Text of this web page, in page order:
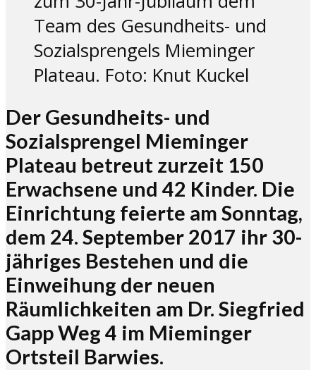
Team des Gesundheits- und
Sozialsprengels Mieminger
Plateau. Foto: Knut Kuckel
Der Gesundheits- und
Sozialsprengel Mieminger
Plateau betreut zurzeit 150
Erwachsene und 42 Kinder. Die
Einrichtung feierte am Sonntag,
dem 24. September 2017 ihr 30-
jähriges Bestehen und die
Einweihung der neuen
Räumlichkeiten am Dr. Siegfried
Gapp Weg 4 im Mieminger
Ortsteil Barwies.